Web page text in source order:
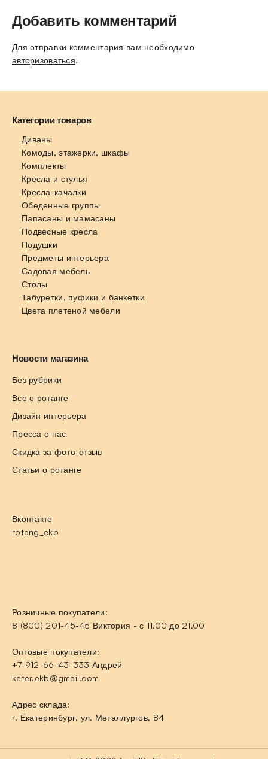
Добавить комментарий
Для отправки комментария вам необходимо
авторизоваться.
Категории товаров
Диваны
Комоды, этажерки, шкафы
Комплекты
Кресла и стулья
Кресла-качалки
Обеденные группы
Папасаны и мамасаны
Подвесные кресла
Подушки
Предметы интерьера
Садовая мебель
Столы
Табуретки, пуфики и банкетки
Цвета плетеной мебели
Новости магазина
Без рубрики
Все о ротанге
Дизайн интерьера
Пресса о нас
Скидка за фото-отзыв
Статьи о ротанге
Вконтакте
rotang_ekb
Розничные покупатели:
8 (800) 201-45-45 Виктория - с 11.00 до 21.00
Оптовые покупатели:
+7-912-66-43-333 Андрей
keter.ekb@gmail.com
Адрес склада:
г. Екатеринбург, ул. Металлургов, 84